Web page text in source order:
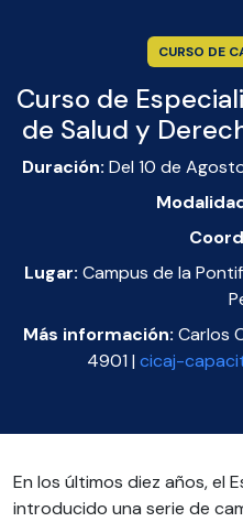
CURSO DE
Curso de
de Salud y
Duración: Del 10 de
Lugar: Campus de la
Más información: Carlos
4901 | cicaj-
En los últimos diez años, el
introducido una serie de